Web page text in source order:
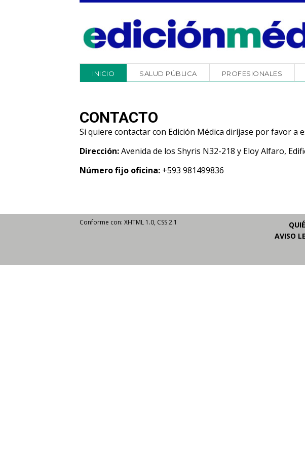
INICIO SALUD PÚBLICA PROFESIONALES
CONTACTO
Si quiere contactar con Edición Médica diríjase por favor a
Dirección:Avenida de los Shyris N32-218 y Eloy Alfaro,
Número fijo oficina: +593 981499836
Conforme con: XHTML 1.0, CSS 2.1
AVISO